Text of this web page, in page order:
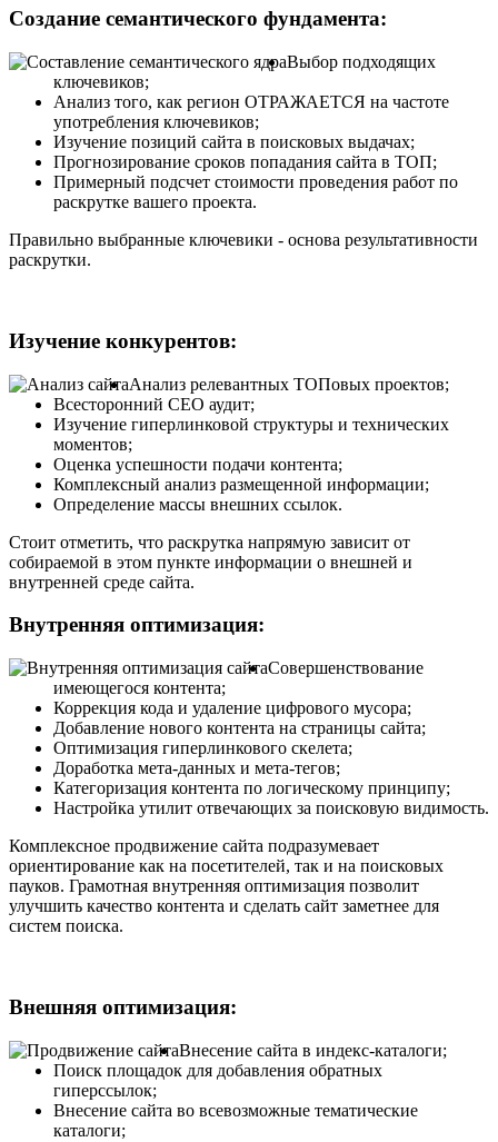
Создание семантического фундамента:
Выбор подходящих
ключевиков;
Анализ того, как регион ОТРАЖАЕТСЯ на частоте
употребления ключевиков;
Изучение позиций сайта в поисковых выдачах;
Прогнозирование сроков попадания сайта в ТОП;
Примерный подсчет стоимости проведения работ по
раскрутке вашего проекта.
Правильно выбранные ключевики - основа результативности
раскрутки.
Изучение конкурентов:
Анализ релевантных ТОПовых проектов;
Всесторонний СЕО аудит;
Изучение гиперлинковой структуры и технических
моментов;
Оценка успешности подачи контента;
Комплексный анализ размещенной информации;
Определение массы внешних ссылок.
Стоит отметить, что раскрутка напрямую зависит от
собираемой в этом пункте информации о внешней и
внутренней среде сайта.
Внутренняя оптимизация:
Совершенствование
имеющегося контента;
Коррекция кода и удаление цифрового мусора;
Добавление нового контента на страницы сайта;
Оптимизация гиперлинкового скелета;
Доработка мета-данных и мета-тегов;
Категоризация контента по логическому принципу;
Настройка утилит отвечающих за поисковую видимость.
Комплексное продвижение сайта подразумевает
ориентирование как на посетителей, так и на поисковых
пауков. Грамотная внутренняя оптимизация позволит
улучшить качество контента и сделать сайт заметнее для
систем поиска.
Внешняя оптимизация:
Внесение сайта в индекс-каталоги;
Поиск площадок для добавления обратных
гиперссылок;
Внесение сайта во всевозможные тематические
каталоги;